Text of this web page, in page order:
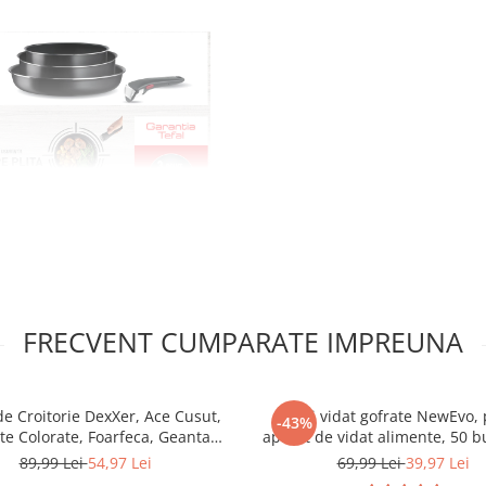
poti trece de la o tigaie la alta
FRECVENT CUMPARATE IMPREUNA
Croitorie DexXer, Ace Cusut,
Colorate, Foarfeca, Geanta
si Accesorii, 226 Piese
89,99 Lei54,97 Lei
-43%
Pungi vidat gofrate NewEvo,
aparat de vidat alimente, 50
cm x 25 cm, reutilizabile,
69,99 Lei39,97 Lei